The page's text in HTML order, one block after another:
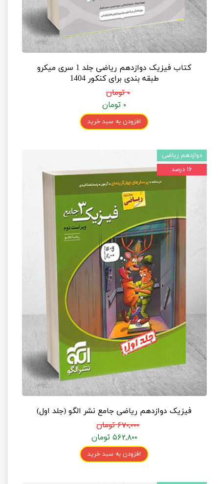
کتاب فیزیک دوازدهم ریاضی جلد 1 سری میکرو
طبقه بندی برای کنکور 1404
۰ تومان
۰ تومان
افزودن به سبد خرید
فیزیک دوازدهم ریاضی جامع نشر الگو (جلد اول)
۶۷۰,۰۰۰ تومان
۵۶۲,۸۰۰ تومان
افزودن به سبد خرید
دوازدهم ریاضی
۱۶ درصد